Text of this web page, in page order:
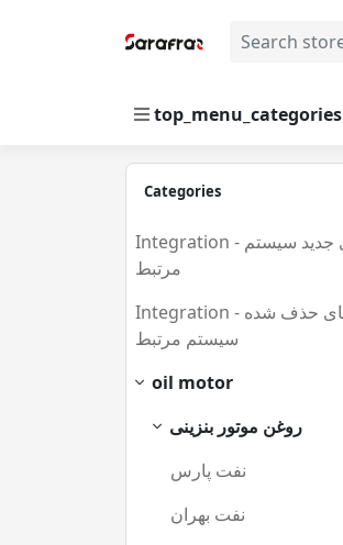
top_menu_categories
Categories
Integration - کالاهای جدید سیستم
مرتبط
Integration - کالاهای حذف شده
سیستم مرتبط
oil motor
روغن موتور بنزینی
نفت پارس
نفت بهران